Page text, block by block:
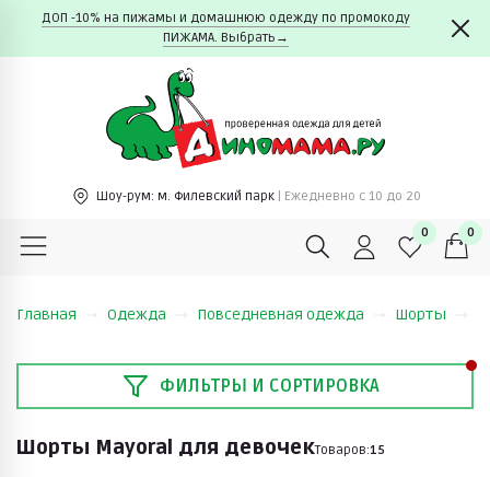
ДОП -10% на пижамы и домашнюю одежду по промокоду
ПИЖАМА. Выбрать→
Шоу-рум: м. Филевский парк | Ежедневно c 10 до 20
0 0
Главная Одежда Повседневная одежда Шорты
ФИЛЬТРЫ И СОРТИРОВКА
Шорты Mayoral для девочекТоваров:15